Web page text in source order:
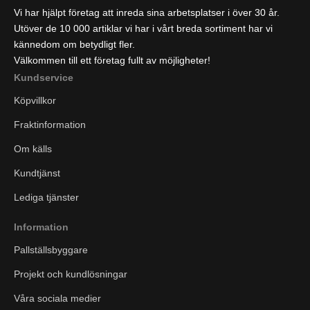
Vi har hjälpt företag att inreda sina arbetsplatser i över 30 år.
Utöver de 10 000 artiklar vi har i vårt breda sortiment har vi
kännedom om betydligt fler.
Välkommen till ett företag fullt av möjligheter!
Kundservice
Köpvillkor
Fraktinformation
Om källs
Kundtjänst
Lediga tjänster
Information
Pallställsbyggare
Projekt och kundlösningar
Våra sociala medier